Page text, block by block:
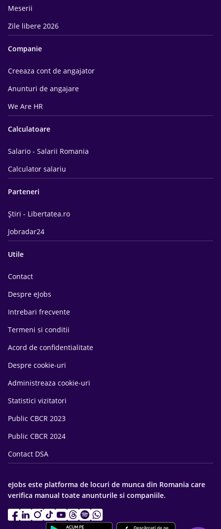
Meserii
Zile libere 2026
Companie
Creeaza cont de angajator
Anunturi de angajare
We Are HR
Calculatoare
Salario - Salarii Romania
Calculator salariu
Parteneri
Știri - Libertatea.ro
Jobradar24
Utile
Contact
Despre eJobs
Intrebari frecvente
Termeni si conditii
Acord de confidentialitate
Despre cookie-uri
Administreaza cookie-uri
Statistici vizitatori
Public CBCR 2023
Public CBCR 2024
Contact DSA
eJobs este platforma de locuri de munca din Romania care
verifica manual toate anunturile si companiile.